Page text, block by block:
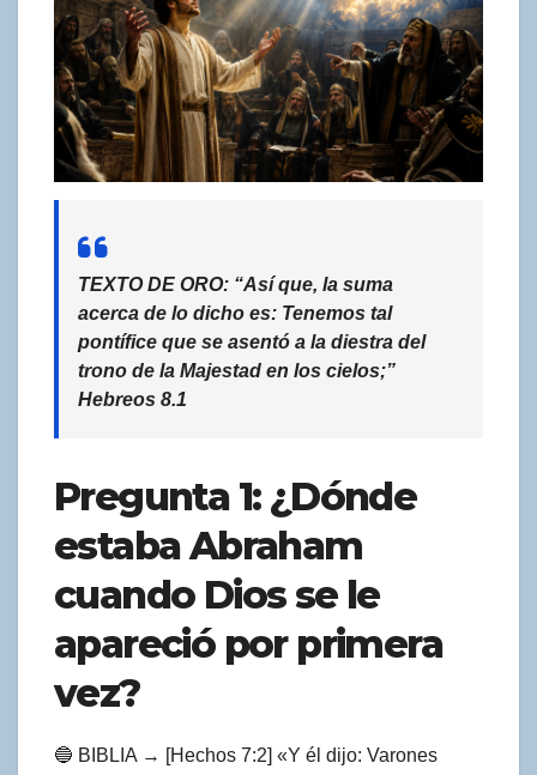
TEXTO DE ORO: “Así que, la suma
acerca de lo dicho es: Tenemos tal
pontífice que se asentó a la diestra del
trono de la Majestad en los cielos;”
Hebreos 8.1
Pregunta 1: ¿Dónde
estaba Abraham
cuando Dios se le
apareció por primera
vez?
🔵 BIBLIA → [Hechos 7:2] «Y él dijo: Varones